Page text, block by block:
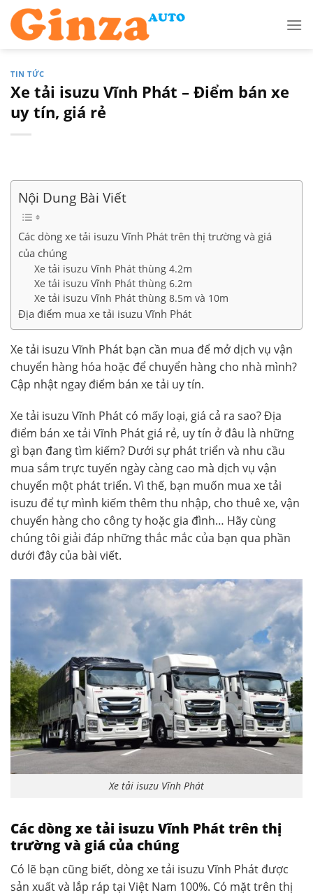
Skip
content
TIN TỨC
Xe tải isuzu Vĩnh Phát – Điểm bán xe
uy tín, giá rẻ
Nội Dung Bài Viết
Các dòng xe tải isuzu Vĩnh Phát trên thị trường và giá
của chúng
Xe tải isuzu Vĩnh Phát thùng 4.2m
Xe tải isuzu Vĩnh Phát thùng 6.2m
Xe tải isuzu Vĩnh Phát thùng 8.5m và 10m
Địa điểm mua xe tải isuzu Vĩnh Phát
Xe tải isuzu Vĩnh Phát bạn cần mua để mở dịch vụ vận
chuyển hàng hóa hoặc để chuyển hàng cho nhà mình?
Cập nhật ngay điểm bán xe tải uy tín.
Xe tải isuzu Vĩnh Phát có mấy loại, giá cả ra sao? Địa
điểm bán xe tải Vĩnh Phát giá rẻ, uy tín ở đâu là những
gì bạn đang tìm kiếm? Dưới sự phát triển và nhu cầu
mua sắm trực tuyến ngày càng cao mà dịch vụ vận
chuyển một phát triển. Vì thế, bạn muốn mua xe tải
isuzu để tự mình kiếm thêm thu nhập, cho thuê xe, vận
chuyển hàng cho công ty hoặc gia đình… Hãy cùng
chúng tôi giải đáp những thắc mắc của bạn qua phần
dưới đây của bài viết.
Xe tải isuzu Vĩnh Phát
Các dòng xe tải isuzu Vĩnh Phát trên thị
trường và giá của chúng
Có lẽ bạn cũng biết, dòng xe tải isuzu Vĩnh Phát được
sản xuất và lắp ráp tại Việt Nam 100%. Có mặt trên thị